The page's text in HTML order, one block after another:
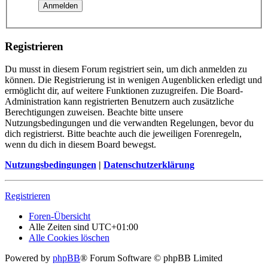
Registrieren
Du musst in diesem Forum registriert sein, um dich anmelden zu
können. Die Registrierung ist in wenigen Augenblicken erledigt und
ermöglicht dir, auf weitere Funktionen zuzugreifen. Die Board-
Administration kann registrierten Benutzern auch zusätzliche
Berechtigungen zuweisen. Beachte bitte unsere
Nutzungsbedingungen und die verwandten Regelungen, bevor du
dich registrierst. Bitte beachte auch die jeweiligen Forenregeln,
wenn du dich in diesem Board bewegst.
Nutzungsbedingungen | Datenschutzerklärung
Registrieren
Foren-Übersicht
Alle Zeiten sind UTC+01:00
Alle Cookies löschen
Powered by phpBB® Forum Software © phpBB Limited